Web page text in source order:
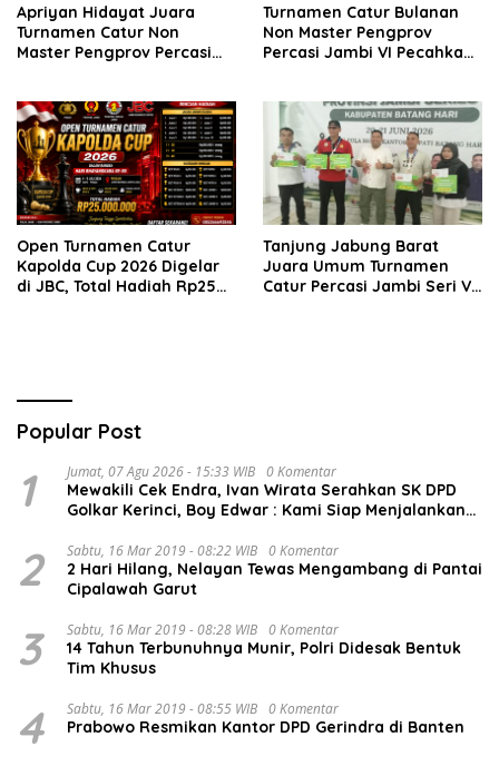
Apriyan Hidayat Juara
Turnamen Catur Non
Master Pengprov Percasi
Turnamen Catur Bulanan
Non Master Pengprov
Percasi Jambi VI Pecahkan
Open Turnamen Catur
Kapolda Cup 2026 Digelar
di JBC, Total Hadiah Rp25
Tanjung Jabung Barat
Juara Umum Turnamen
Catur Percasi Jambi Seri V
Popular Post
1 Jumat, 07 Agu 2026 - 15:33 WIB 0 Komentar
Mewakili Cek Endra, Ivan Wirata Serahkan SK DPD
Golkar Kerinci, Boy Edwar : Kami Siap Menjalankan
2 Sabtu, 16 Mar 2019 - 08:22 WIB 0 Komentar
2 Hari Hilang, Nelayan Tewas Mengambang di Pantai
Cipalawah Garut
3 Sabtu, 16 Mar 2019 - 08:28 WIB 0 Komentar
14 Tahun Terbunuhnya Munir, Polri Didesak Bentuk
Tim Khusus
4 Sabtu, 16 Mar 2019 - 08:55 WIB 0 Komentar
Prabowo Resmikan Kantor DPD Gerindra di Banten